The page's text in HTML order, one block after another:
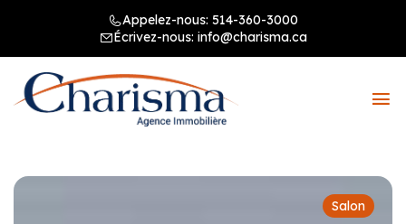
Appelez-nous: 514-360-3000
Écrivez-nous: info@charisma.ca
Salon